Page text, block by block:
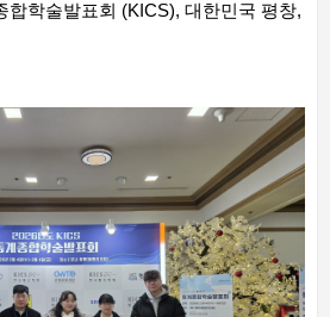
합학술발표회 (KICS), 대한민국 평창,